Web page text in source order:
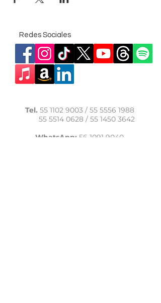
Redes Sociales
Tel. 55 1102 9003 / 55 5556 1988
55 5514 0628/ 55 1450 3642
WhatsApp: 56 1091 9040